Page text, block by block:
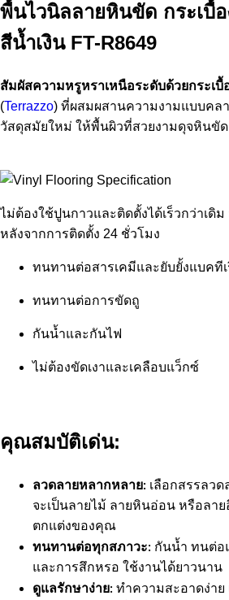
พื้นไวนิลลายหินขัด กระเบื้
สีน้ำเงิน FT-R8649
สัมผัสความหรูหราเหนือระดับด้วยกระเ
(Terrazzo) ที่ผสมผสานความงามแบบคล
วัสดุสมัยใหม่ ให้พื้นผิวที่สวยงามดุจหินขั
ไม่ต้องใช้ปูนกาวและติดตั้งได้เร็วกว่าเดิม
หลังจากการติดตั้ง 24 ชั่วโมง
ทนทานต่อสารเคมีและยับยั้งแบคทีเ
ทนทานต่อการขัดถู
กันน้ำและกันไฟ
ไม่ต้องขัดเงาและเคลือบแว็กซ์
คุณสมบัติเด่น:
ลวดลายหลากหลาย: เลือกสรรลว
จะเป็นลายไม้ ลายหินอ่อน หรือลา
ตกแต่งของคุณ
ทนทานต่อทุกสภาวะ: กันน้ำ ทนต่อ
และการสึกหรอ ใช้งานได้ยาวนาน
ดูแลรักษาง่าย: ทำความสะอาดง่าย